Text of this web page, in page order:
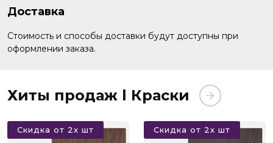
Доставка
Стоимость и способы доставки будут доступны при
оформлении заказа.
Хиты продаж l Краски
Скидка от 2х шт Скидка от 2х шт